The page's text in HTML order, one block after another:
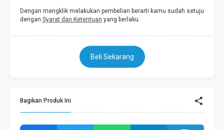
Dengan mengklik melakukan pembelian berarti kamu sudah setuju
dengan Syarat dan Ketentuan yang berlaku.
Beli Sekarang
Bagikan Produk Ini